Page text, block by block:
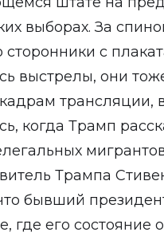
выборах. За
сторонники с
выстрелы, они
трансляции,
когда Трамп
Трампа
бывший
где его состояние